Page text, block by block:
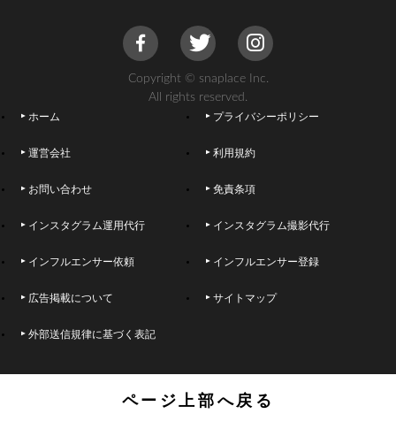
Copyright © snaplace Inc.
All rights reserved.
ホーム プライバシーポリシー
運営会社 利用規約
お問い合わせ 免責条項
インスタグラム運用代行 インスタグラム撮影代行
インフルエンサー依頼 インフルエンサー登録
広告掲載について サイトマップ
外部送信規律に基づく表記
ページ上部へ戻る